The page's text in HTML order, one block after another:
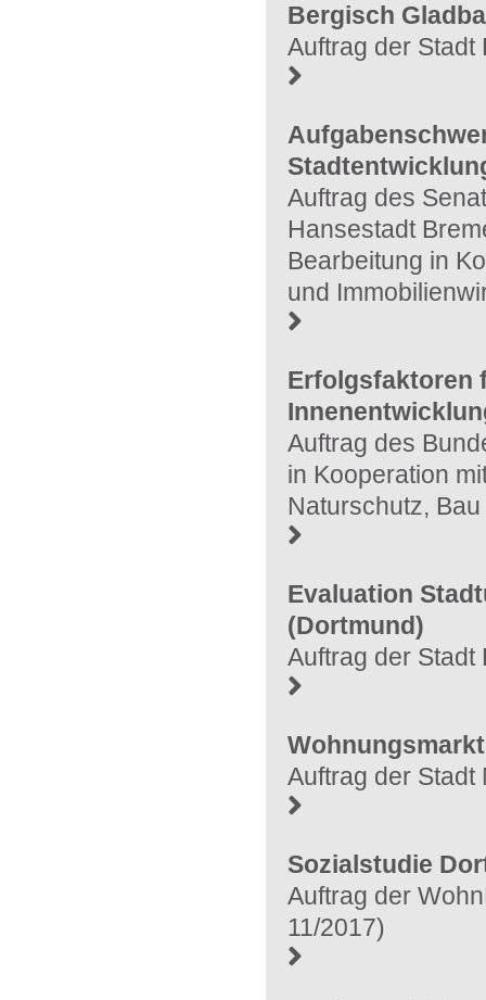
Bergisch
Auftrag der
Auftrag des
Hansestadt
Bearbeitung in
und
Erfolgsfaktoren
Auftrag des
in Kooperation
Naturschutz,
Evaluation
(Dortmund)
Auftrag der Stadt
Auftrag der Stadt
Sozialstudie
Auftrag der
11/2017)